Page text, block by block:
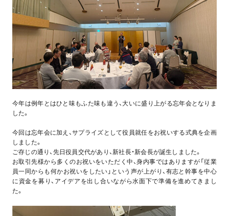
今年は例年とはひと味もふた味も違う、大いに盛り上がる忘年会となりま
した。
今回は忘年会に加え、サプライズとして役員就任をお祝いする式典を企画
しました。
ご存じの通り、先日役員交代があり、新社長・新会長が誕生しました。
お取引先様から多くのお祝いをいただく中、身内事ではありますが「従業
員一同からも何かお祝いをしたい」という声が上がり、有志と幹事を中心
に資金を募り、アイデアを出し合いながら水面下で準備を進めてきまし
た。